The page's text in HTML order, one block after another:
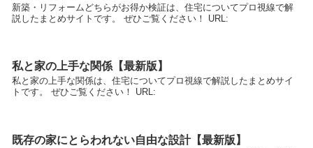
新築・リフォームどちらがお得か検証は、住宅についてプロ視線で解
説したまとめサイトです。 ぜひご覧ください！ URL:
私と家の上手な関係【最新版】
私と家の上手な関係は、住宅についてプロ視線で解説したまとめサイ
トです。 ぜひご覧ください！ URL:
既存の家にとらわれない自由な設計【最新版】